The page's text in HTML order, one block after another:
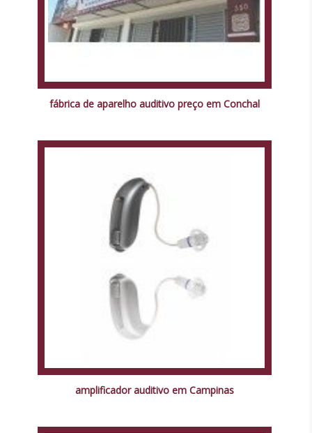
fábrica de aparelho auditivo preço em Conchal
amplificador auditivo em Campinas